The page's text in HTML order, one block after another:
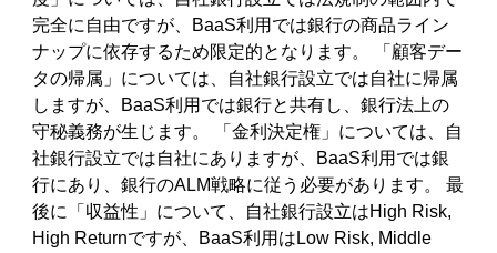
完全に自由ですが、BaaS利用では銀行の商品ライン
ナップに依存するため限定的となります。 「顧客デー
タの帰属」については、自社銀行設立では自社に帰属
しますが、BaaS利用では銀行と共有し、銀行法上の
守秘義務が生じます。 「金利決定権」については、自
社銀行設立では自社にありますが、BaaS利用では銀
行にあり、銀行のALM戦略に従う必要があります。 最
後に「収益性」について、自社銀行設立はHigh Risk,
High Returnですが、BaaS利用はLow Risk, Middle